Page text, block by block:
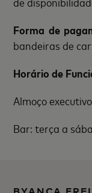
Forma de
bandeiras de
Horário de
Almoço
Bar: terça a